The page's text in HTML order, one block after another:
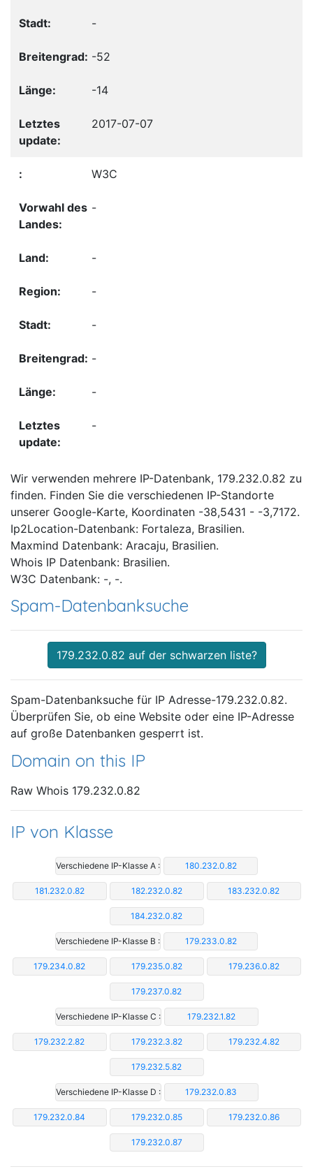
-
-52
-14
2017-07-07
W3C
-
-
-
-
-
-
-
Wir verwenden mehrere IP-Datenbank, 179.232.0.82 zu
finden. Finden Sie die verschiedenen IP-Standorte
unserer Google-Karte, Koordinaten -38,5431 - -3,7172.
Ip2Location-Datenbank: Fortaleza, Brasilien.
Maxmind Datenbank: Aracaju, Brasilien.
Whois IP Datenbank: Brasilien.
W3C Datenbank: -, -.
Spam-Datenbanksuche
179.232.0.82 auf der schwarzen liste?
Spam-Datenbanksuche für IP Adresse-179.232.0.82.
Überprüfen Sie, ob eine Website oder eine IP-Adresse
auf große Datenbanken gesperrt ist.
Domain on this IP
Raw Whois 179.232.0.82
IP von Klasse
Verschiedene IP-Klasse A : 180.232.0.82
181.232.0.82 182.232.0.82 183.232.0.82
184.232.0.82
Verschiedene IP-Klasse B : 179.233.0.82
179.234.0.82 179.235.0.82 179.236.0.82
179.237.0.82
Verschiedene IP-Klasse C : 179.232.1.82
179.232.2.82 179.232.3.82 179.232.4.82
179.232.5.82
Verschiedene IP-Klasse D : 179.232.0.83
179.232.0.84 179.232.0.85 179.232.0.86
179.232.0.87